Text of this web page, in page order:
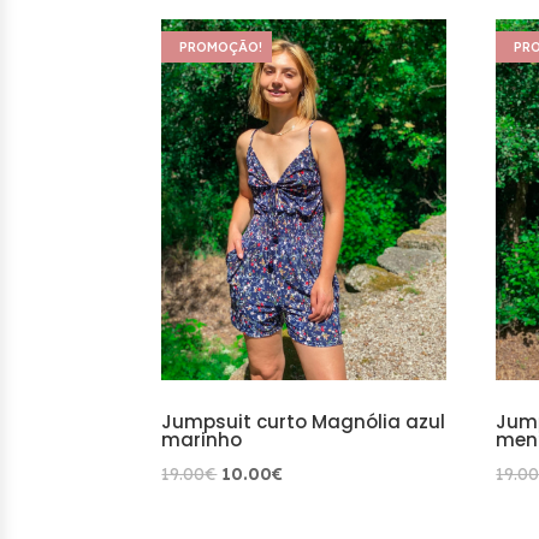
PROMOÇÃO!
Jumpsuit curto Magnólia azul
marinho
19.00€ O
10.00€O
19.00